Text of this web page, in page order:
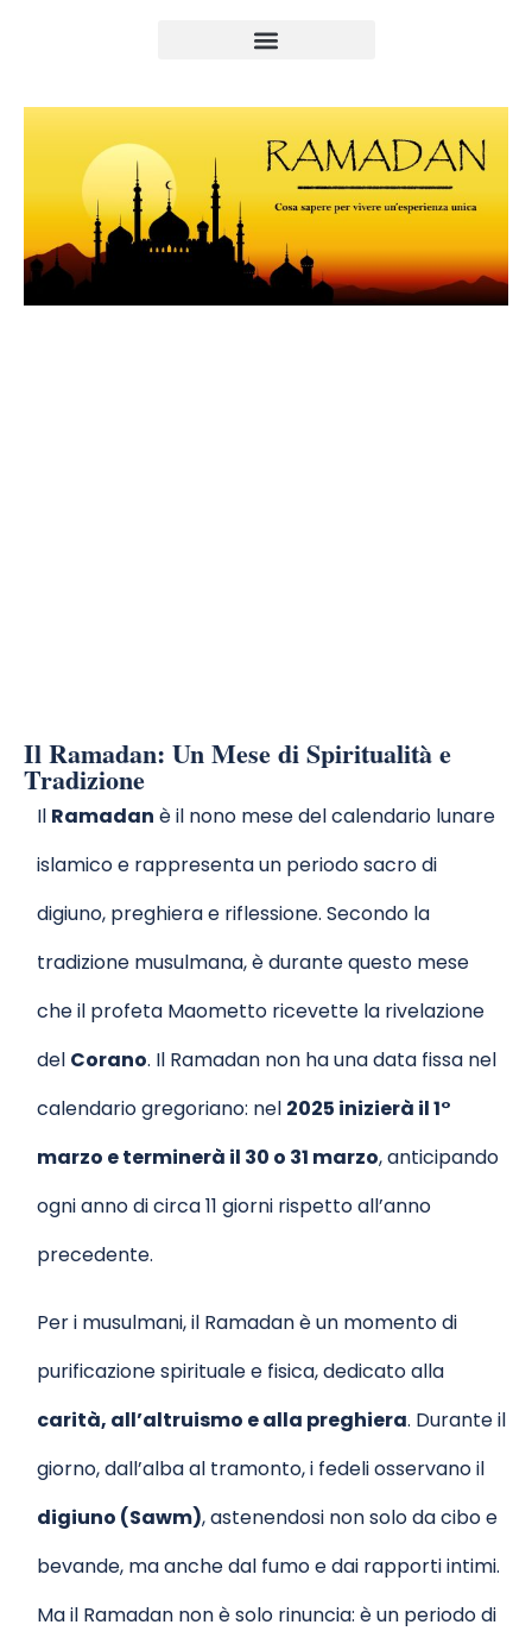
Il Ramadan: Un Mese di Spiritualità e
Tradizione
Il Ramadan è il nono mese del calendario lunare
islamico e rappresenta un periodo sacro di
digiuno, preghiera e riflessione. Secondo la
tradizione musulmana, è durante questo mese
che il profeta Maometto ricevette la rivelazione
del Corano. Il Ramadan non ha una data fissa nel
calendario gregoriano: nel 2025 inizierà il 1°
marzo e terminerà il 30 o 31 marzo, anticipando
ogni anno di circa 11 giorni rispetto all’anno
precedente.
Per i musulmani, il Ramadan è un momento di
purificazione spirituale e fisica, dedicato alla
carità, all’altruismo e alla preghiera. Durante il
giorno, dall’alba al tramonto, i fedeli osservano il
digiuno (Sawm), astenendosi non solo da cibo e
bevande, ma anche dal fumo e dai rapporti intimi.
Ma il Ramadan non è solo rinuncia: è un periodo di